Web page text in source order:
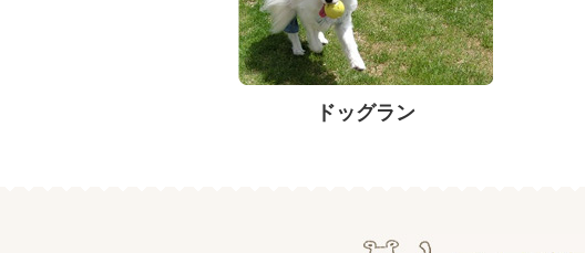
ドッグラン